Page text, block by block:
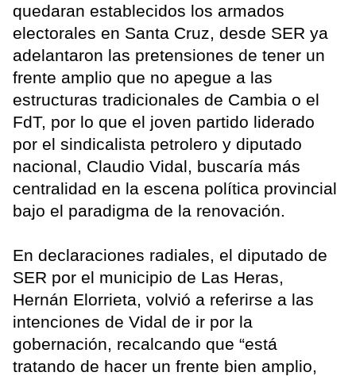
quedaran establecidos los armados
electorales en Santa Cruz, desde SER ya
adelantaron las pretensiones de tener un
frente amplio que no apegue a las
estructuras tradicionales de Cambia o el
FdT, por lo que el joven partido liderado
por el sindicalista petrolero y diputado
nacional, Claudio Vidal, buscaría más
centralidad en la escena política provincial
bajo el paradigma de la renovación.
En declaraciones radiales, el diputado de
SER por el municipio de Las Heras,
Hernán Elorrieta, volvió a referirse a las
intenciones de Vidal de ir por la
gobernación, recalcando que “está
tratando de hacer un frente bien amplio,